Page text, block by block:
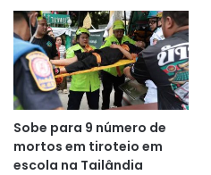
Sobe para 9 número de
mortos em tiroteio em
escola na Tailândia